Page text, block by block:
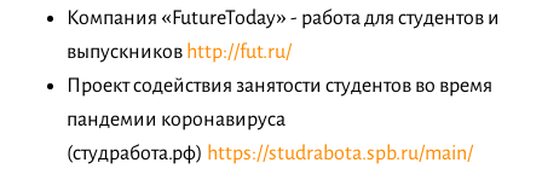
Компания «FutureToday» - работа для студентов и
выпускников http://fut.ru/
Проект содействия занятости студентов во время
пандемии коронавируса
(студработа.рф) https://studrabota.spb.ru/main/